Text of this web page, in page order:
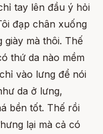
tay lên đầu ý hỏi
đạp chân xuống
giày mà thôi. Thế
thứ da nào mềm
vào lưng để nói
da ở lưng,
bền tốt. Thế rồi
lại mà cả có